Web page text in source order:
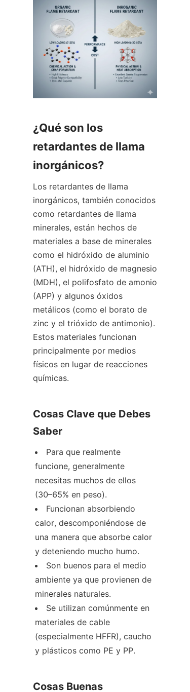
¿Qué son los
retardantes de llama
inorgánicos?
Los retardantes de llama
inorgánicos, también conocidos
como retardantes de llama
minerales, están hechos de
materiales a base de minerales
como el hidróxido de aluminio
(ATH), el hidróxido de magnesio
(MDH), el polifosfato de amonio
(APP) y algunos óxidos
metálicos (como el borato de
zinc y el trióxido de antimonio).
Estos materiales funcionan
principalmente por medios
físicos en lugar de reacciones
químicas.
Cosas Clave que Debes
Saber
Para que realmente
funcione, generalmente
necesitas muchos de ellos
(30–65% en peso).
Funcionan absorbiendo
calor, descomponiéndose de
una manera que absorbe calor
y deteniendo mucho humo.
Son buenos para el medio
ambiente ya que provienen de
minerales naturales.
Se utilizan comúnmente en
materiales de cable
(especialmente HFFR), caucho
y plásticos como PE y PP.
Cosas Buenas